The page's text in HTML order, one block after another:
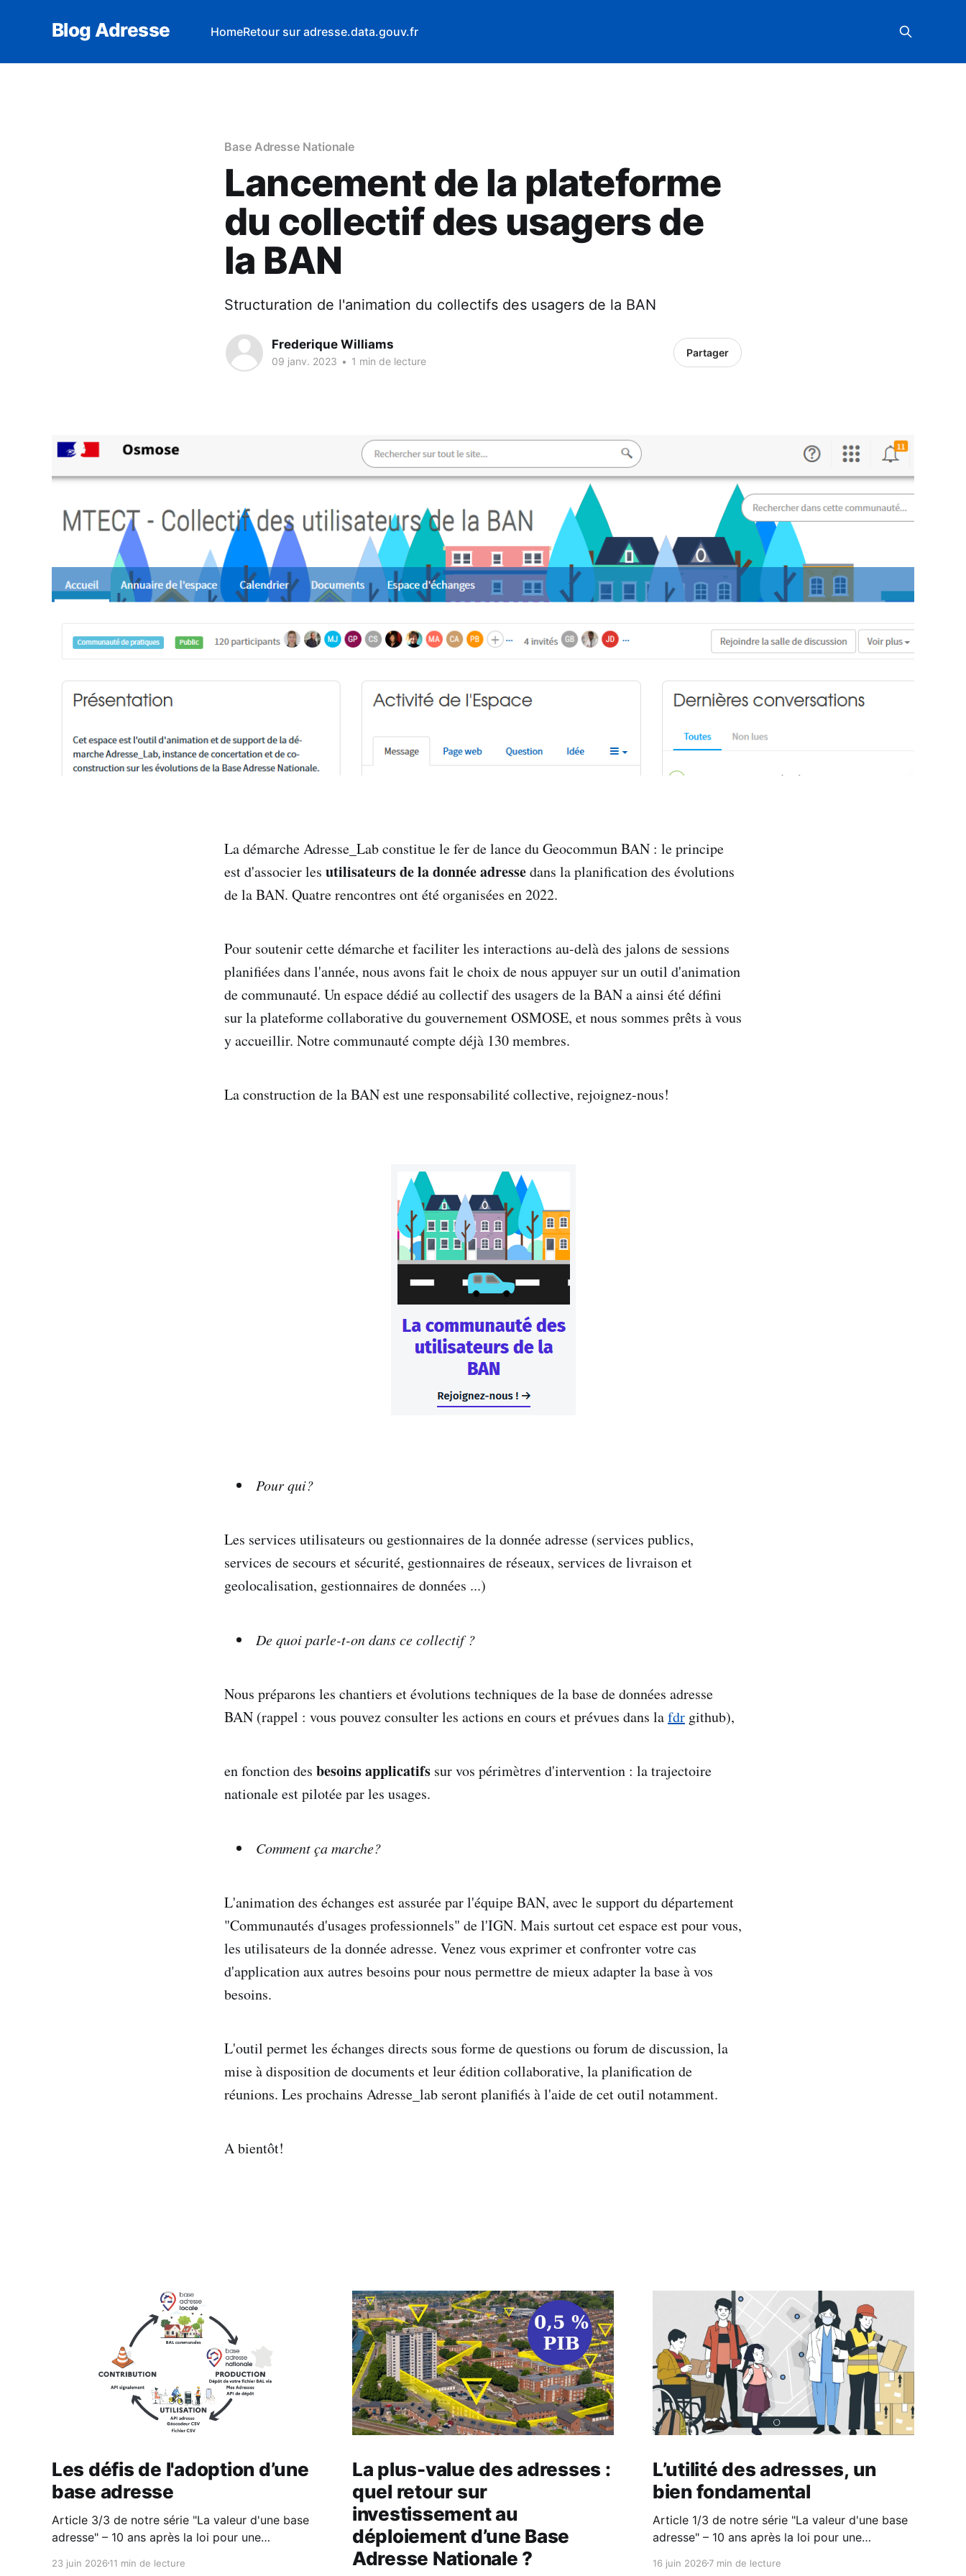
Blog Adresse HomeRetour sur adresse.data.gouv.fr
Base Adresse Nationale
Lancement de la plateforme
du collectif des usagers de
la BAN
Structuration de l'animation du collectifs des usagers de la BAN
Frederique Williams
09 janv. 2023 • 1 min de lecture
Partager
La démarche Adresse_Lab constitue le fer de lance du Geocommun BAN : le principe
est d'associer les utilisateurs de la donnée adressedans la planification des évolutions
de la BAN. Quatre rencontres ont été organisées en 2022.
Pour soutenir cette démarche et faciliter les interactions au-delà des jalons de sessions
planifiées dans l'année, nous avons fait le choix de nous appuyer sur un outil d'animation
de communauté. Un espace dédié au collectif des usagers de la BAN a ainsi été défini
sur la plateforme collaborative du gouvernement OSMOSE, et nous sommes prêts à vous
y accueillir. Notre communauté compte déjà 130 membres.
La construction de la BAN est une responsabilité collective, rejoignez-nous!
Pour qui?
Les services utilisateurs ou gestionnaires de la donnée adresse (services publics,
services de secours et sécurité, gestionnaires de réseaux, services de livraison et
geolocalisation, gestionnaires de données ...)
De quoi parle-t-on dans ce collectif ?
Nous préparons les chantiers et évolutions techniques de la base de données adresse
BAN (rappel : vous pouvez consulter les actions en cours et prévues dans lafdr github),
en fonction des besoins applicatifs sur vos périmètres d'intervention : la trajectoire
nationale est pilotée par les usages.
Comment ça marche?
L'animation des échanges est assurée par l'équipe BAN, avec le support du département
"Communautés d'usages professionnels" de l'IGN. Mais surtout cet espace est pour vous,
les utilisateurs de la donnée adresse. Venez vous exprimer et confronter votre cas
d'application aux autres besoins pour nous permettre de mieux adapter la base à vos
besoins.
L'outil permet les échanges directs sous forme de questions ou forum de discussion, la
mise à disposition de documents et leur édition collaborative, la planification de
réunions. Les prochains Adresse_lab seront planifiés à l'aide de cet outil notamment.
A bientôt!
Les défis de l'adoption d’une
base adresse
Article 3/3 de notre série "La valeur d'une base
adresse" – 10 ans après la loi pour une
l'opendata, un bilan sur le cas particulier de la
23 juin 2026 11 min de lecture
La plus-value des adresses :
quel retour sur
investissement au
déploiement d’une Base
Adresse Nationale ?
L’utilité des adresses, un
bien fondamental
Article 1/3 de notre série "La valeur d'une base
adresse" – 10 ans après la loi pour une
l'opendata, un bilan sur le cas particulier de la
16 juin 20267 min de lecture